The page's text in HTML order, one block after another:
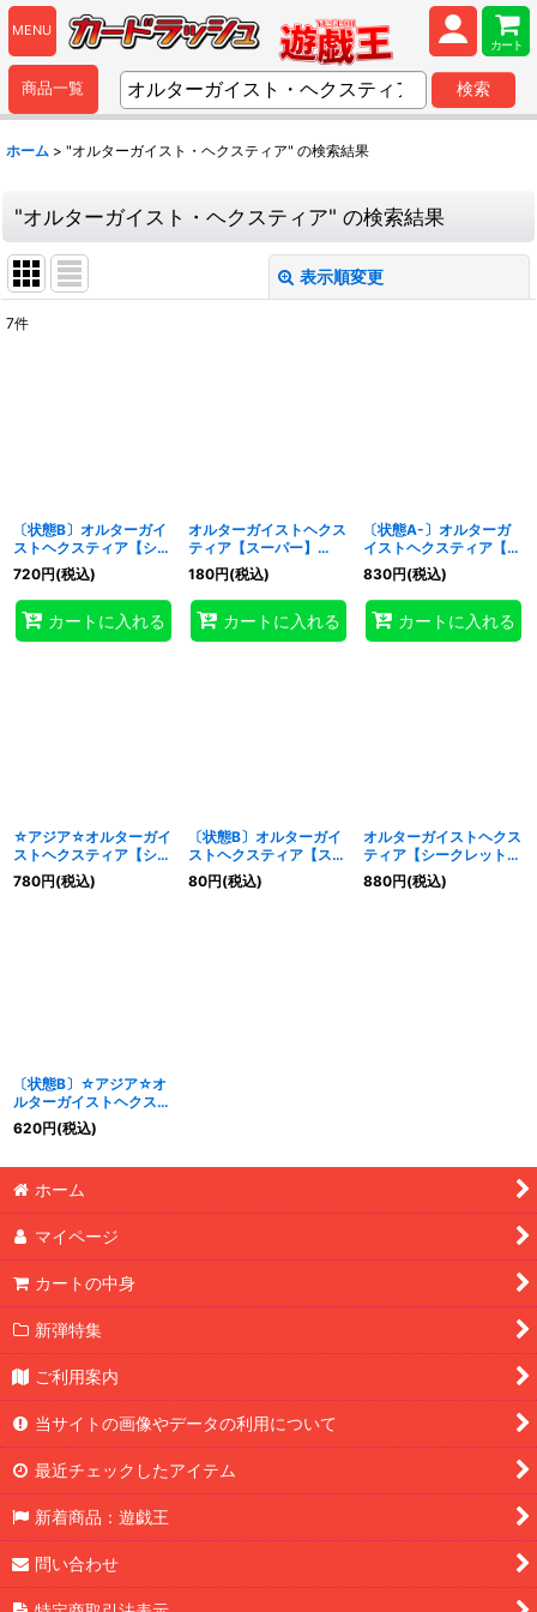
MENU
カート
商品一覧 検索
ホーム > "オルターガイスト・ヘクスティア" の検索結果
"オルターガイスト・ヘクスティア" の検索結果
表示順変更
カテゴリ:
特集:
7件
〔状態B〕オルターガイ
ストヘクスティア【シー
クレット】{EXFO-
JP046}《リンク》
720円(税込)
カートに入れる
オルターガイストヘクス
ティア【スーパー】
{EXFO-JP046}《リン
ク》
180円(税込)
カートに入れる
〔状態A-〕オルターガ
イストヘクスティア【シ
ークレット】{EXFO-
JP046}《リンク》
830円(税込)
カートに入れる
☆アジア☆オルターガイ
ストヘクスティア【シー
クレット】{アジア
EXFO-JP046}《リン
780円(税込)
〔状態B〕オルターガイ
ストヘクスティア【スー
パー】{EXFO-JP046}
《リンク》
80円(税込)
オルターガイストヘクス
ティア【シークレット】
{EXFO-JP046}《リン
ク》
880円(税込)
〔状態B〕☆アジア☆オ
ルターガイストヘクステ
ィア【シークレット】
{アジアEXFO-JP046}
620円(税込)
ホーム
マイページ
カートの中身
新弾特集
ご利用案内
当サイトの画像やデータの利用について
最近チェックしたアイテム
新着商品：遊戯王
問い合わせ